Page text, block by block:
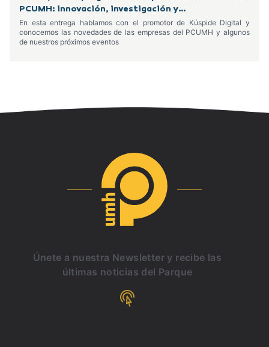
PCUMH: innovación, investigación y
emprendimiento
En esta entrega hablamos con el promotor de Kúspide Digital y
conocemos las novedades de las empresas del PCUMH y algunos
de nuestros próximos eventos
Únete a nuestra Newsletter y recibe las
últimas noticias del Parque